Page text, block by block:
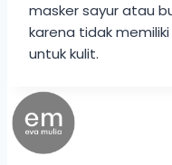
masker sayur atau
karena tidak
untuk kulit.